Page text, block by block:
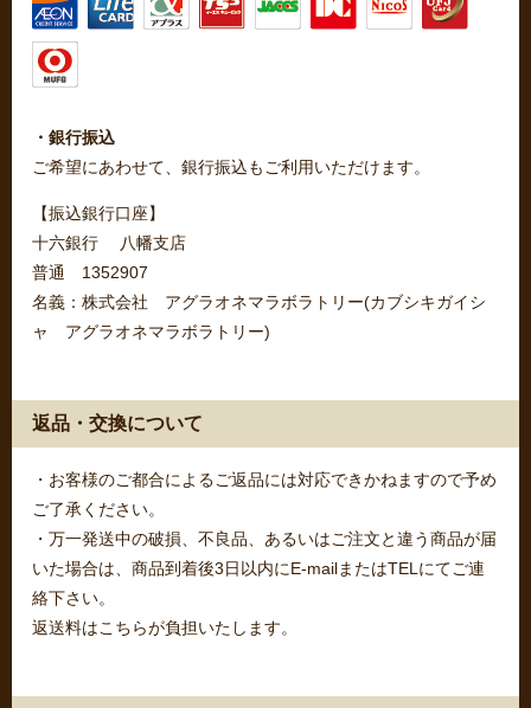
・銀行振込
ご希望にあわせて、銀行振込もご利用いただけます。
【振込銀行口座】
十六銀行 八幡支店
普通 1352907
名義：株式会社 アグラオネマラボラトリー(カブシキガイシ
ャ アグラオネマラボラトリー)
返品・交換について
・お客様のご都合によるご返品には対応できかねますので予め
ご了承ください。
・万一発送中の破損、不良品、あるいはご注文と違う商品が届
いた場合は、商品到着後3日以内にE-mailまたはTELにてご連
絡下さい。
返送料はこちらが負担いたします。